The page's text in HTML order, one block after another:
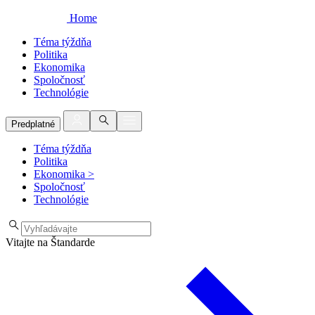
Home
Téma týždňa
Politika
Ekonomika
Spoločnosť
Technológie
Predplatné
Téma týždňa
Politika
Ekonomika >
Spoločnosť
Technológie
Vitajte na Štandarde